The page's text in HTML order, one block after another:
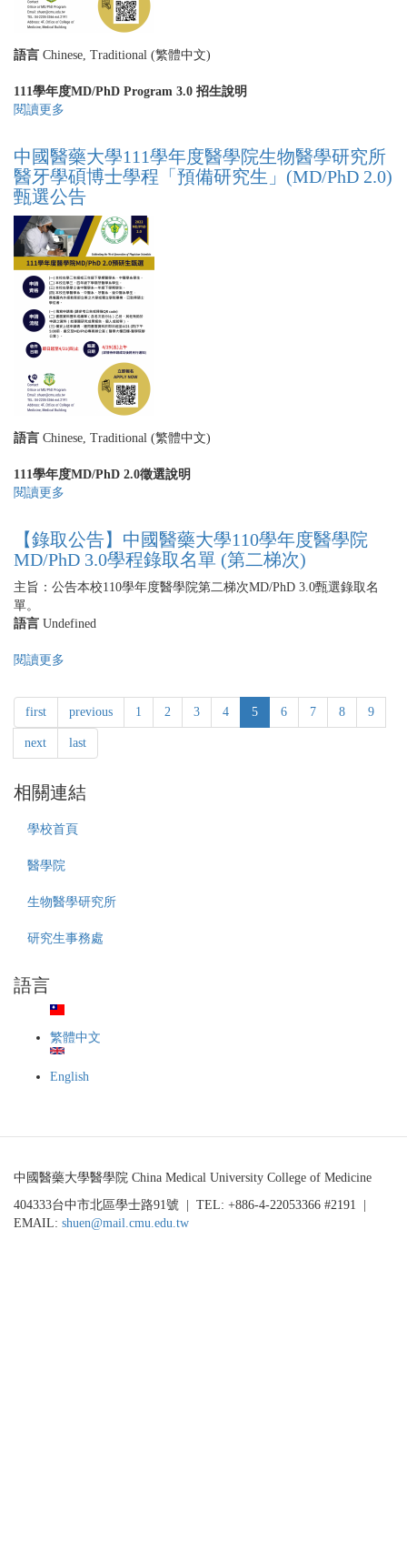
MD/PhD
學
錄
單
語言 Chinese, Traditional (繁體中文)
111學年度MD/PhD Program 3.0 招生說明
閱讀更多
中
國
醫
藥
大
學
111
學
年
度
醫
學
MD/PhD
Program
學
甄
中國醫藥大學111學年度醫學院生物醫學研究所
醫牙學碩博士學程「預備研究生」(MD/PhD 2.0)
甄選公告
語言 Chinese, Traditional (繁體中文)
111學年度MD/PhD 2.0徵選說明
閱讀更多
中
國
醫
藥
學
醫
學
院
物
醫
研
所
醫
牙
學
碩
「預
研
選
公
告
【錄取公告】中國醫藥大學110學年度醫學院
MD/PhD 3.0學程錄取名單 (第二梯次)
主旨：公告本校110學年度醫學院第二梯次MD/PhD 3.0甄選錄取名
單。
語言 Undefined
閱讀更多
【錄
取
公
告】
國
醫
藥
學
度
學
錄
二
梯
次)
first previous 1 2 3 4 5 6 7 8 9
next last
相關連結
學校首頁
醫學院
生物醫學研究所
研究生事務處
語言
繁體中文
English
中國醫藥大學醫學院 China Medical University College of Medicine
404333台中市北區學士路91號 | TEL: +886-4-22053366 #2191 |
EMAIL: shuen@mail.cmu.edu.tw